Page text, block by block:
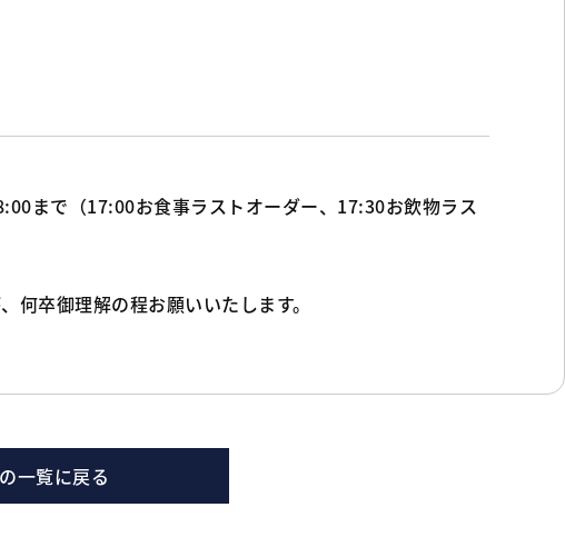
まで（17:00お食事ラストオーダー、17:30お飲物ラス
卒御理解の程お願いいたします。
一覧に戻る